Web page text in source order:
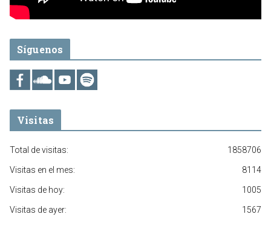
Síguenos
Visitas
1858706
Total de visitas:
8114
Visitas en el mes:
1005
Visitas de hoy:
1567
Visitas de ayer: